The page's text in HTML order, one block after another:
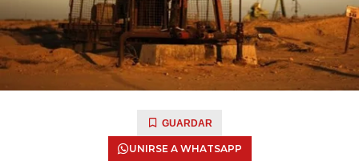
GUARDAR
UNIRSE A WHATSAPP